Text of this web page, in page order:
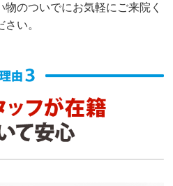
のついでにお気軽にご来院く
さい。